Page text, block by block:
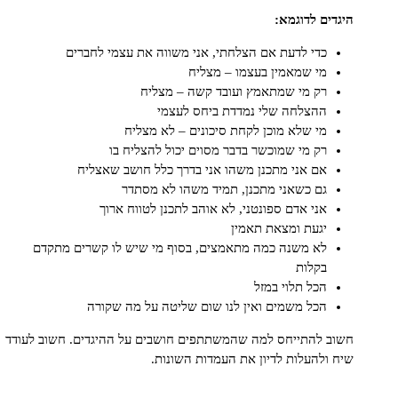
לדוגמא:
כדי לדעת אם הצלחתי, אני משווה את עצמי לחברים
מי שמאמין בעצמו – מצליח
רק מי שמתאמץ ועובד קשה – מצליח
ההצלחה שלי נמדדת ביחס לעצמי
מי שלא מוכן לקחת סיכונים – לא מצליח
רק מי שמוכשר בדבר מסוים יכול להצליח בו
אם אני מתכנן משהו אני בדרך כלל חושב שאצליח
גם כשאני מתכנן, תמיד משהו לא מסתדר
אני אדם ספונטני, לא אוהב לתכנן לטווח ארוך
יגעת ומצאת תאמין
לא משנה כמה מתאמצים, בסוף מי שיש לו קשרים מתקדם
הכל תלוי במזל
הכל משמים ואין לנו שום שליטה על מה שקורה
להתייחס למה שהמשתתפים חושבים על ההיגדים. חשוב לעודד
לדיון את העמדות השונות.